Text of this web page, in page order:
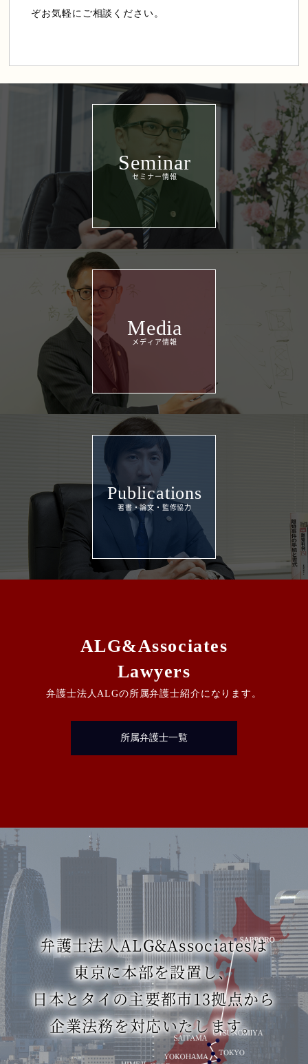
ぞお気軽にご相談ください。
Seminar
Media
Publications
ALG&Associates
Lawyers
弁護士法人ALGの所属弁護士紹介になります。
所属弁護士一覧
弁護士法人ALG&Associatesは
東京に本部を設置し、
日本とタイの主要都市13拠点から
企業法務を対応いたします。